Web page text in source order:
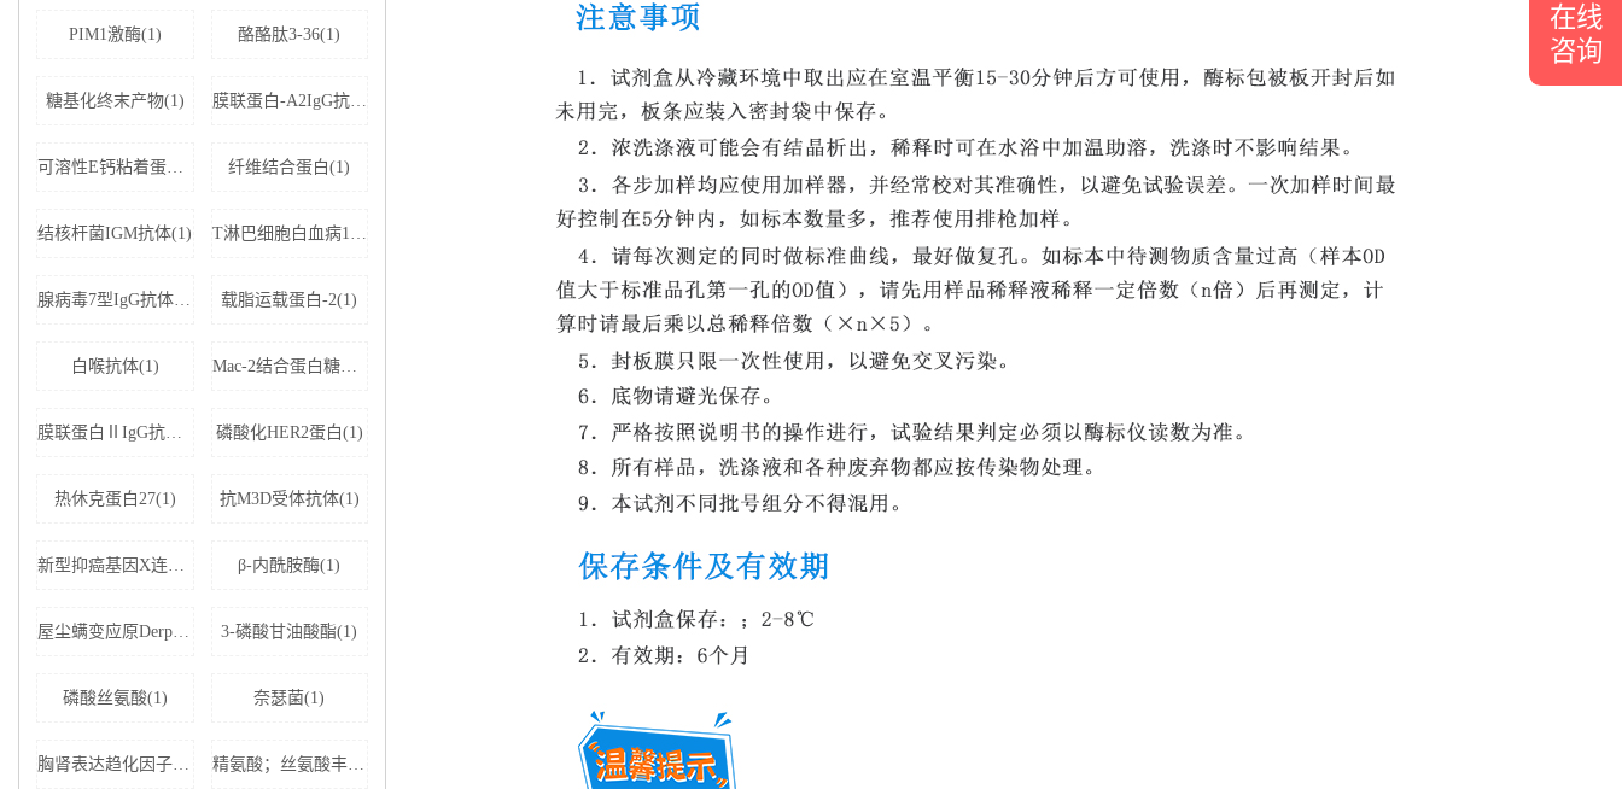
PIM1激酶(1) 酪酪肽3-36(1)
糖基化终末产物(1) 膜联蛋白-A2IgG抗体(1)
可溶性E钙粘着蛋白;可溶性上皮性钙黏附蛋白(1) 纤维结合蛋白(1)
结核杆菌IGM抗体(1) T淋巴细胞白血病1+2型病毒(1)
腺病毒7型IgG抗体(1) 载脂运载蛋白-2(1)
白喉抗体(1) Mac-2结合蛋白糖基化异构体(1)
膜联蛋白ⅡIgG抗体(1) 磷酸化HER2蛋白(1)
热休克蛋白27(1) 抗M3D受体抗体(1)
新型抑癌基因X连锁凋亡抑制蛋白相关因子-1(1) β-内酰胺酶(1)
屋尘螨变应原Derp1 IgE抗体(1) 3-磷酸甘油酸酯(1)
磷酸丝氨酸(1) 奈瑟菌(1)
胸肾表达趋化因子(1) 精氨酸；丝氨酸丰富剪接因子1(1)
在线
咨询